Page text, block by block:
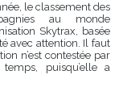
le classement des
au monde
Skytrax, basée
avec attention. Il faut
n’est contestée par
puisqu’elle a